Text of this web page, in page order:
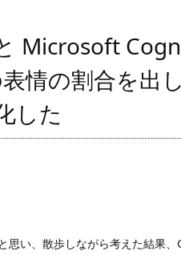
Microsoft
情の割合を出
した
い、散歩しながら考えた結果